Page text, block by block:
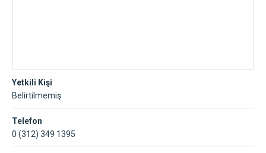
Yetkili Kişi
Belirtilmemiş
Telefon
0 (312) 349 1395